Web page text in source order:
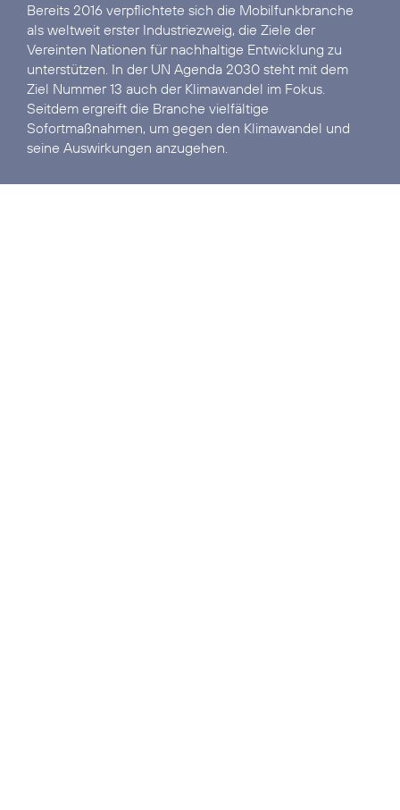
Bereits 2016 verpflichtete sich die Mobilfunkbranche
als weltweit erster Industriezweig, die Ziele der
Vereinten Nationen für nachhaltige Entwicklung zu
unterstützen. In der UN Agenda 2030 steht mit dem
Ziel Nummer 13 auch der Klimawandel im Fokus.
Seitdem ergreift die Branche vielfältige
Sofortmaßnahmen, um gegen den Klimawandel und